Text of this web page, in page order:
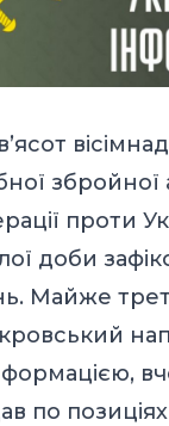
збройної
проти
доби
Майже
по позиціях